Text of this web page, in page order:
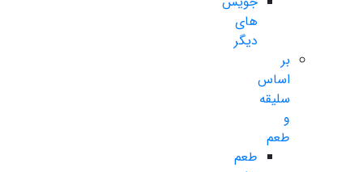
های
دیگر
بر
اساس
سلیقه
و
طعم
طعم